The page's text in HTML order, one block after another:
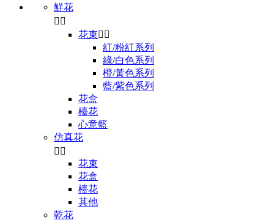
鮮花
 
花束 
紅/粉紅系列
綠/白色系列
橙/黃色系列
藍/紫色系列
花盒
檯花
心意籃
仿真花
 
花束
花盒
檯花
其他
乾花